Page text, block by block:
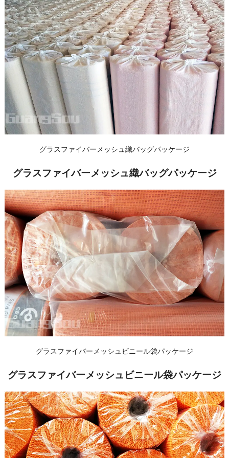
グラスファイバーメッシュ織バッグパッケージ
グラスファイバーメッシュ織バッグパッケージ
グラスファイバーメッシュビニール袋パッケージ
グラスファイバーメッシュビニール袋パッケージ